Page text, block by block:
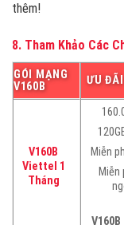
thêm!
8. Tham Khảo Các
GÓI MẠNG
V160B
ƯU ĐÃI
V160B
Viettel 1
Tháng
Miễn
Miễn